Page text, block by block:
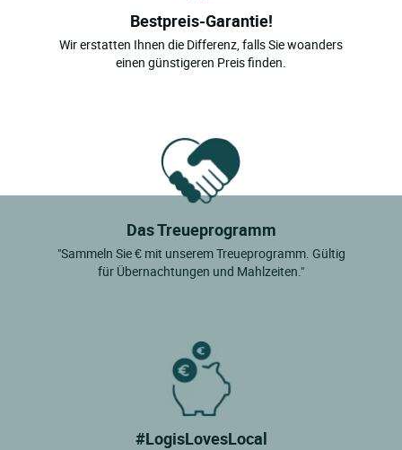
Bestpreis-Garantie!
Wir erstatten Ihnen die Differenz, falls Sie woanders
einen günstigeren Preis finden.
Das Treueprogramm
"Sammeln Sie € mit unserem Treueprogramm. Gültig
für Übernachtungen und Mahlzeiten."
#LogisLovesLocal